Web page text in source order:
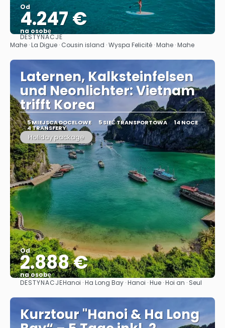
Od
4.247 €
na osobę
Zobacz
DESTYNACJE
Mahe · La Digue · Cousin island · Wyspa Felicité · Mahe · Mahe
Laternen, Kalksteinfelsen
und Neonlichter: Vietnam
trifft Korea
5 MIEJSCA DOCELOWE 5 SIEĆ TRANSPORTOWA 14 NOCE
4 TRANSFERY
Holiday package
Od
2.888 €
na osobę
Zobacz
DESTYNACJEHanoi · Ha Long Bay · Hanoi · Hue · Hoi an · Seul
Kurztour "Hanoi & Ha Long